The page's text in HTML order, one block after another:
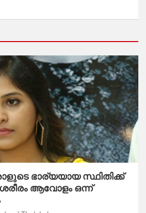
ഭാര്യയായ സ്ഥിതിക്ക്
ആവോളം ഒന്ന്